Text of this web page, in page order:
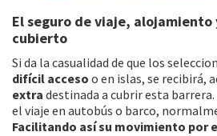
El seguro de viaje, alojamiento
cubierto
Si da la casualidad de que los
difícil acceso o en islas, se recibirá,
extra destinada a cubrir esta
el viaje en autobús o barco,
Facilitando así su movimiento por